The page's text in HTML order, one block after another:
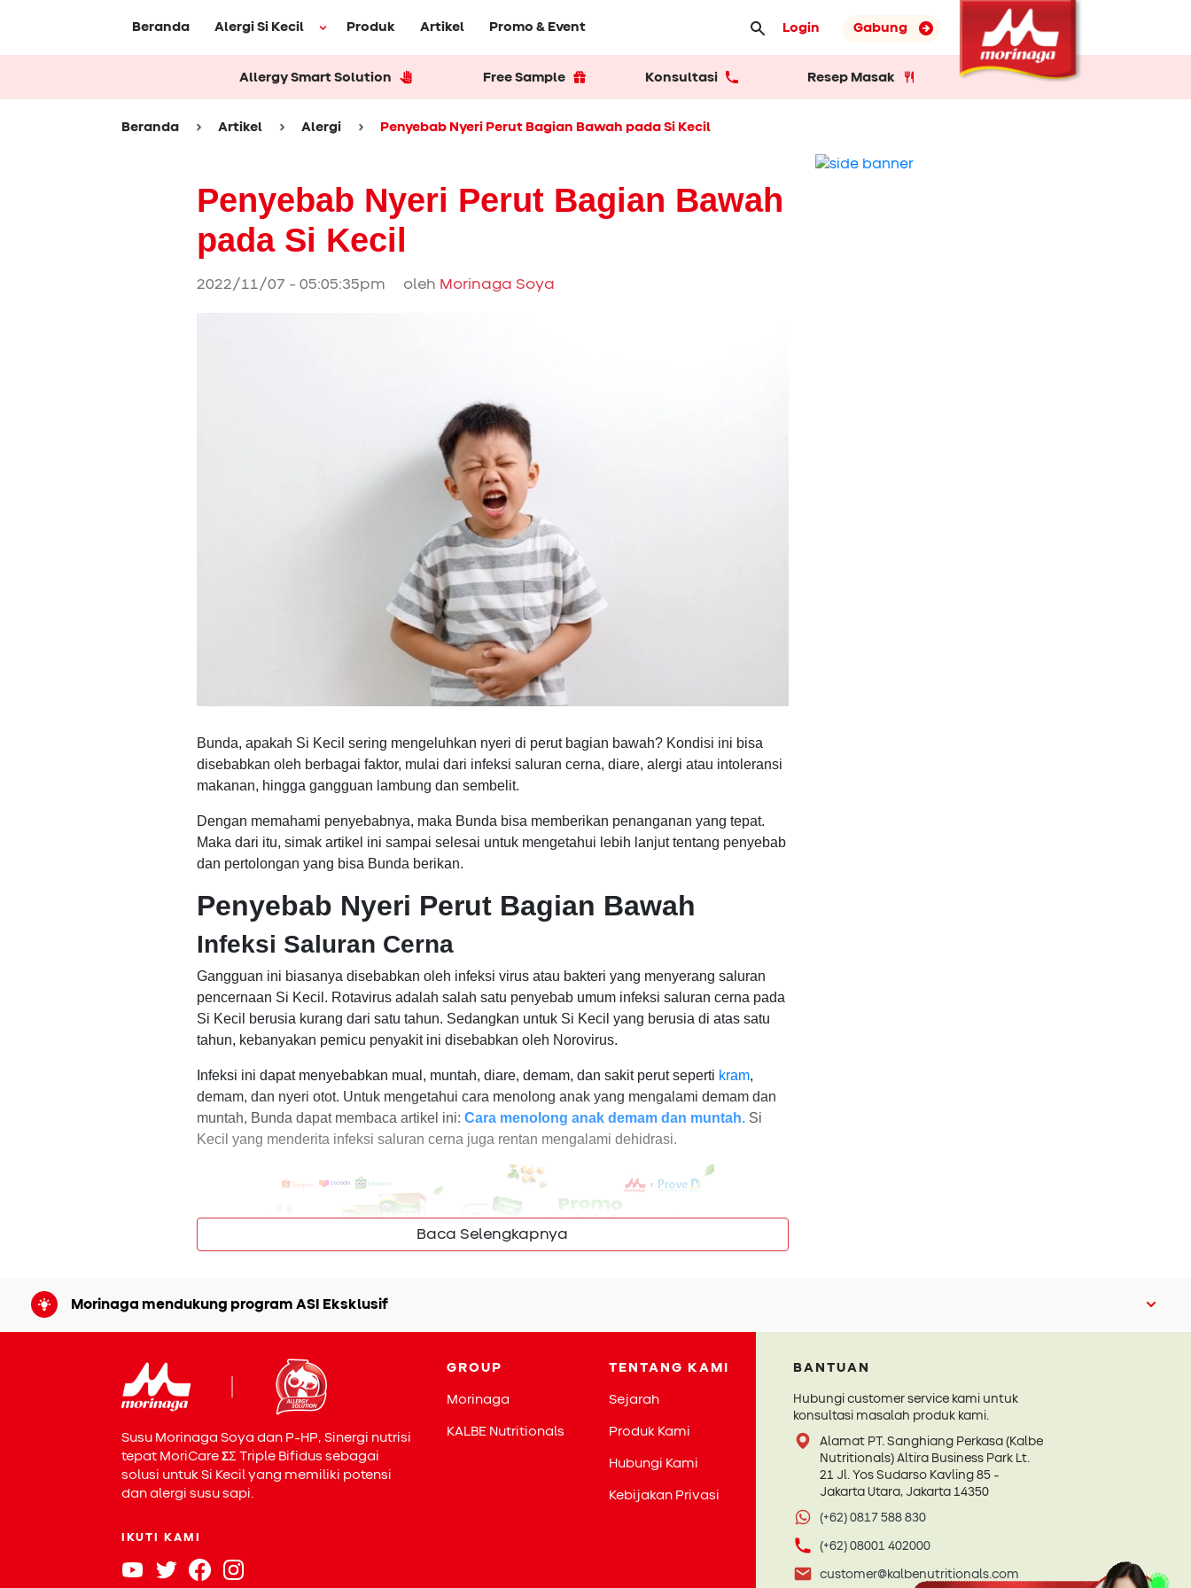
Beranda Alergi Si Kecil Produk Artikel Promo & Event Login Gabung
Allergy Smart Solution Free Sample Konsultasi Resep Masak
Beranda Artikel Alergi Penyebab Nyeri Perut Bagian Bawah pada Si Kecil
Penyebab Nyeri Perut Bagian Bawah
pada Si Kecil
2022/11/07 - 05:05:35pm oleh Morinaga Soya
Bunda, apakah Si Kecil sering mengeluhkan nyeri di perut bagian bawah? Kondisi ini bisa
disebabkan oleh berbagai faktor, mulai dari infeksi saluran cerna, diare, alergi atau intoleransi
makanan, hingga gangguan lambung dan sembelit.
Dengan memahami penyebabnya, maka Bunda bisa memberikan penanganan yang tepat.
Maka dari itu, simak artikel ini sampai selesai untuk mengetahui lebih lanjut tentang penyebab
dan pertolongan yang bisa Bunda berikan.
Penyebab Nyeri Perut Bagian Bawah
Infeksi Saluran Cerna
Gangguan ini biasanya disebabkan oleh infeksi virus atau bakteri yang menyerang saluran
pencernaan Si Kecil. Rotavirus adalah salah satu penyebab umum infeksi saluran cerna pada
Si Kecil berusia kurang dari satu tahun. Sedangkan untuk Si Kecil yang berusia di atas satu
tahun, kebanyakan pemicu penyakit ini disebabkan oleh Norovirus.
Infeksi ini dapat menyebabkan mual, muntah, diare, demam, dan sakit perut seperti kram,
demam, dan nyeri otot. Untuk mengetahui cara menolong anak yang mengalami demam dan
muntah, Bunda dapat membaca artikel ini: Cara menolong anak demam dan muntah. Si
Kecil yang menderita infeksi saluran cerna juga rentan mengalami dehidrasi.
Diare
Diare pada Si Kecil bisa disebabkan oleh infeksi bakteri, virus, atau parasit, serta alergi
makanan atau intoleransi makanan tertentu. Gejala biasanya muncul beberapa jam atau hari
setelah mengonsumsi makanan yang terkontaminasi, kedepannya Si Kecil harus menjalani
Saat diare, biasanya Si Kecil akan mengalami berbagai gejala seperti, tinja cair, frekuensi
BAB lebih banyak dari biasanya,
waspada jika feses Si Kecil berwarna hitam, lembek, atau berdarah.
Kondisi anak muntah dan mencret tentu mengkhawatirkan Bunda, namun ada beberapa
asupan alami yang dapat diberikan untuk membantu mengatasinya. Apa sajakah asupan
tersebut? Yuk Bunda, siapkan segera setelah membaca artikel ini:
Baca Selengkapnya
Morinaga mendukung program ASI Eksklusif
Susu Morinaga Soya dan P-HP, Sinergi nutrisi
tepat MoriCareΣΣTriple Bifidus sebagai
solusi untuk Si Kecil yang memiliki potensi
dan alergi susu sapi.
IKUTI KAMI
GROUP
Morinaga
KALBE Nutritionals
TENTANG KAMI
Sejarah
Produk Kami
Hubungi Kami
Kebijakan Privasi
BANTUAN
Hubungi customer service kami untuk
konsultasi masalah produk kami.
Alamat PT. Sanghiang Perkasa (Kalbe
Nutritionals) Altira Business Park Lt.
21 Jl. Yos Sudarso Kavling 85 -
Jakarta Utara, Jakarta 14350
(+62) 0817 588 830
(+62) 08001 402000
customer@kalbenutritionals.com